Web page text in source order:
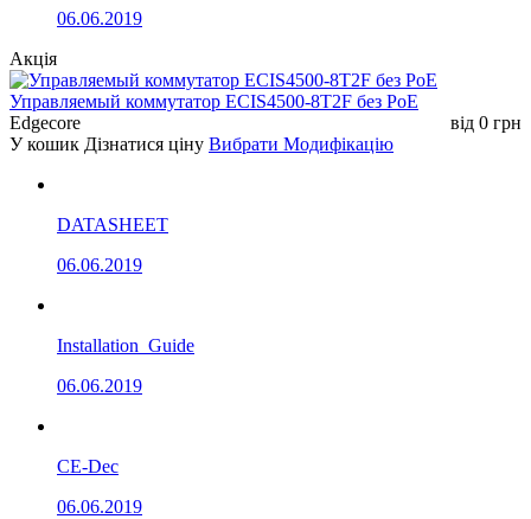
06.06.2019
Акція
Управляемый коммутатор ECIS4500-8T2F без РоЕ
Edgecore
від 0 грн
У кошик Дізнатися ціну Вибрати Модифікацію
DATASHEET
06.06.2019
Installation_Guide
06.06.2019
CE-Dec
06.06.2019